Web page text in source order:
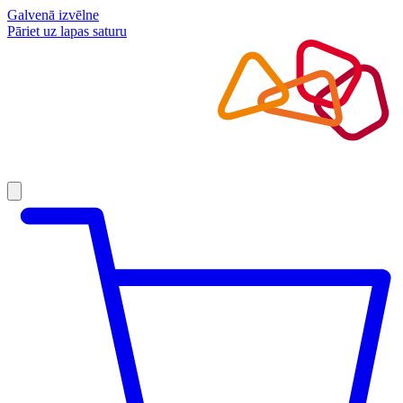
Galvenā izvēlne
Pāriet uz lapas saturu